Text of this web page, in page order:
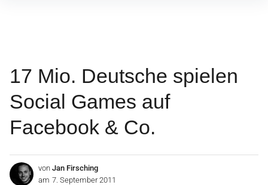
17 Mio. Deutsche spielen
Social Games auf
Facebook & Co.
von Jan Firsching
am 7. September 2011